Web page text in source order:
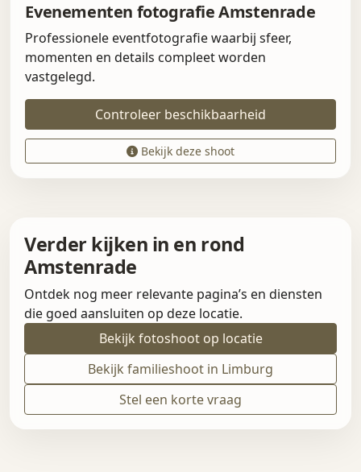
Evenementen fotografie Amstenrade
Professionele eventfotografie waarbij sfeer,
momenten en details compleet worden
vastgelegd.
Controleer beschikbaarheid
Bekijk deze shoot
Verder kijken in en rond
Amstenrade
Ontdek nog meer relevante pagina’s en diensten
die goed aansluiten op deze locatie.
Bekijk fotoshoot op locatie
Bekijk familieshoot in Limburg
Stel een korte vraag